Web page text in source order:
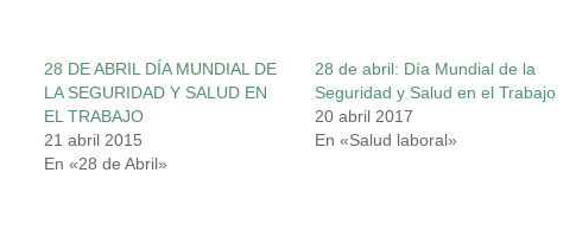
28 DE ABRIL DÍA MUNDIAL DE
LA SEGURIDAD Y SALUD EN
EL TRABAJO
21 abril 2015
En «28 de Abril»
28 de abril: Día Mundial de la
Seguridad y Salud en el Trabajo
20 abril 2017
En «Salud laboral»